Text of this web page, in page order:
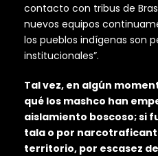
contacto con tribus de
nuevos equipos
los pueblos indígenas son
institucionales”.
Tal vez, en algún
qué los mashco han
aislamiento boscoso; si
tala o por
territorio, por escasez